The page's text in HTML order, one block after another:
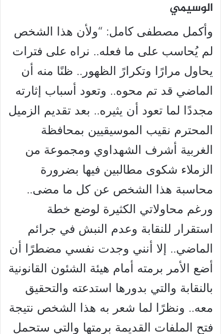
الوسيمي
وأكمل مصطفى كامل: “ولأن هذا الشخص
لم يُحاسب على ما فعله.. نراه على فترات
يحاول مرارًا وتكرارً الظهور.. ظنًا منه أن
الماضي قد تم محوه.. وتعود أسباب إثارته
مجددًا لما تعود أن يثيره.. بعد تقديم الزميل
المحترم نقيب الموسيقيين بمحافظة
الغربية أشرف الشهداوي ومجموعة من
الزملاء شكوى مطالبين فيها بضرورة
محاسبة هذا الشخص عن كل ما مضى..
ورغم محاولاتي الكثيرة لوضع خطة
استقرار للنقابة وعدم النبش في جرائم
الماضي.. إلا أنني وجدت نفسي مضطرًا أن
أضع الأمر برمته أمام هيئة الشئون القانونية
بالنقابة والتي بدورها استدعته والتحقيق
معه.. ونظرًا لما شعر به هذا الشخص نتيجة
فتح الملفات القديمة برمتها والتي ستحمل